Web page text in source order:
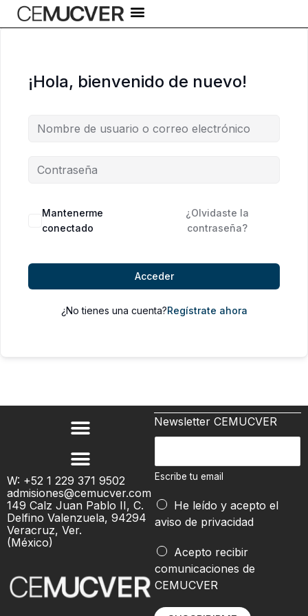
al
¡Hola, bienvenido de nuevo!
Alternative:
Mantenerme
conectado
¿Olvidaste la
contraseña?
Acceder
¿No tienes una cuenta?Regístrate ahora
W: +52 1 229 371 9502
admisiones@cemucver.com
149 Calz Juan Pablo II, C.
Delfino Valenzuela, 94294
Veracruz, Ver.
(México)
Newsletter CEMUCVER
c
i
b
e
u
e
m
Escribe tu email
t
u
t
u
He leído y acepto el
aviso de privacidad
Acepto recibir
comunicaciones de
CEMUCVER